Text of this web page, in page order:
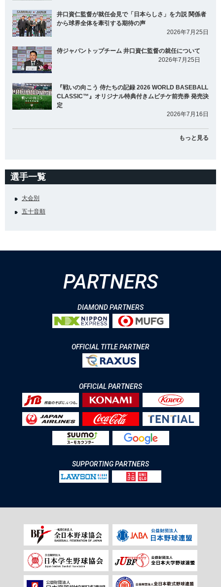
井口資仁監督が就任会見で「日本らしさ」を力説 関係者
から球界全体を牽引する期待の声
2026年7月25日
侍ジャパントップチーム 井口資仁監督の就任について
2026年7月25日
『戦いの向こう 侍たちの記録 2026 WORLD BASEBALL
CLASSIC™』オリジナル特典付きムビチケ前売券 発売決
定
2026年7月16日
もっと見る
選手一覧
大会別
五十音順
PARTNERS
DIAMOND PARTNERS
OFFICIAL TITLE PARTNER
OFFICIAL PARTNERS
SUPPORTING PARTNERS